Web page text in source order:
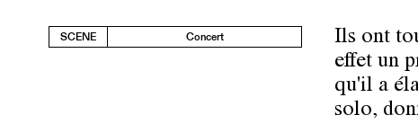
SCENE Concert
Ils ont
effet un
qu'il a
solo,